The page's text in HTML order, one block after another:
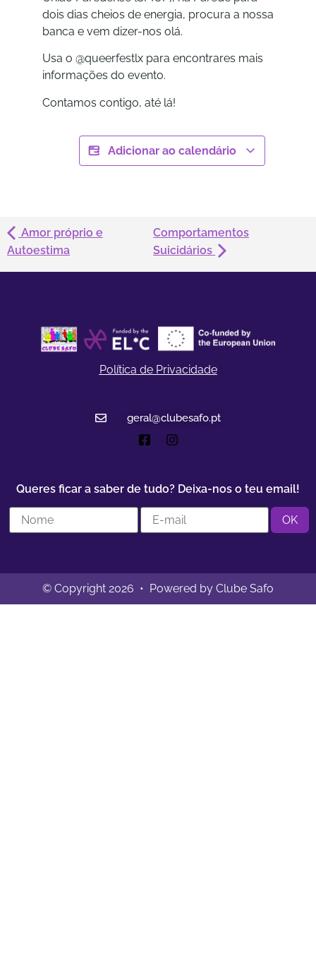
dois dias cheios de energia, procura a nossa
banca e vem dizer-nos olá.
Usa o @queerfestlx para encontrares mais
informações do evento.
Contamos contigo, até lá!
Adicionar ao calendário
Amor próprio e
Autoestima
Comportamentos
Suicidários
Política de Privacidade
geral@clubesafo.pt
Queres ficar a saber de tudo? Deixa-nos o teu email!
© Copyright 2026 • Powered by Clube Safo